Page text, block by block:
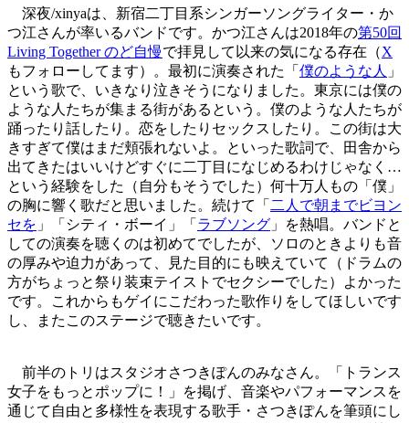
深夜/xinyaは、新宿二丁目系シンガーソングライター・か
つ江さんが率いるバンドです。かつ江さんは2018年の第50回
Living Together のど自慢で拝見して以来の気になる存在（X
もフォローしてます）。最初に演奏された「 僕のような人 」
という歌で、いきなり泣きそうになりました。東京には僕の
ような人たちが集まる街があるという。僕のような人たちが
踊ったり話したり。恋をしたりセックスしたり。この街は大
きすぎて僕はまだ頬張れないよ。といった歌詞で、田舎から
出てきたはいいけどすぐに二丁目になじめるわけじゃなく…
という経験をした（自分もそうでした）何十万人もの「僕」
の胸に響く歌だと思いました。続けて「 二人で朝までビヨン
セを 」「シティ・ボーイ」「 ラブソング 」を熱唱。バンドと
しての演奏を聴くのは初めてでしたが、ソロのときよりも音
の厚みや迫力があって、見た目的にも映えていて（ドラムの
方がちょっと祭り装束テイストでセクシーでした）よかった
です。これからもゲイにこだわった歌作りをしてほしいです
し、またこのステージで聴きたいです。
前半のトリはスタジオさつきぽんのみなさん。「トランス
女子をもっとポップに！」を掲げ、音楽やパフォーマンスを
通じて自由と多様性を表現する歌手・さつきぽんを筆頭にし